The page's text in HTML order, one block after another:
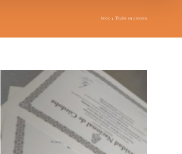
Inicio Títulos en proceso